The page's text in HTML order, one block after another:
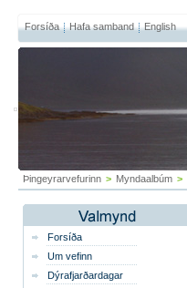
Forsíða Hafa samband English
Þingeyrarvefurinn > Myndaalbúm >
Forsíða
Um vefinn
Dýrafjarðardagar